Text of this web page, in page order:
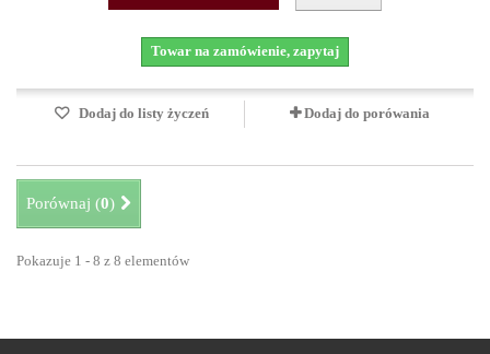
Towar na zamówienie, zapytaj
Dodaj do listy życzeń Dodaj do porówania
Porównaj (0)
Pokazuje 1 - 8 z 8 elementów